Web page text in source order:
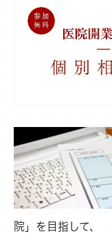
院」を目指して、